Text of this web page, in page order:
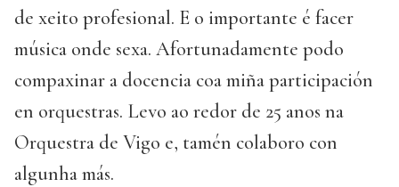
de xeito profesional. E o importante é facer
música onde sexa. Afortunadamente podo
compaxinar a docencia coa miña participación
en orquestras. Levo ao redor de 25 anos na
Orquestra de Vigo e, tamén colaboro con
algunha más.